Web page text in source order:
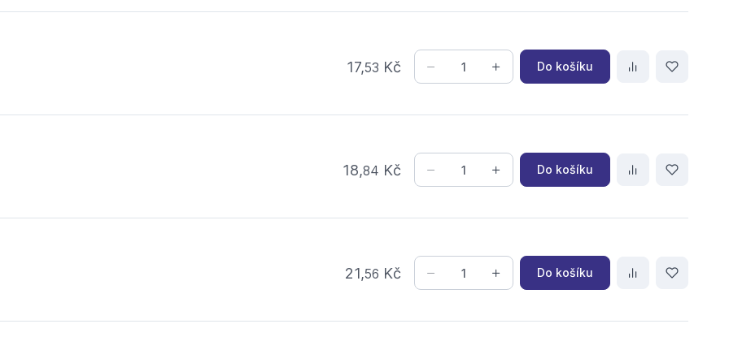
17,53 Kč Do košíku
18,84 Kč Do košíku
21,56 Kč Do košíku